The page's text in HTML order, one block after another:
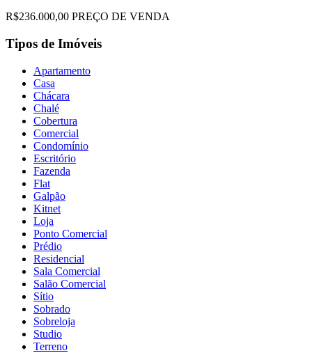
R$236.000,00 PREÇO DE VENDA
Tipos de Imóveis
Apartamento
Casa
Chácara
Chalé
Cobertura
Comercial
Condomínio
Escritório
Fazenda
Flat
Galpão
Kitnet
Loja
Ponto Comercial
Prédio
Residencial
Sala Comercial
Salão Comercial
Sítio
Sobrado
Sobreloja
Studio
Terreno